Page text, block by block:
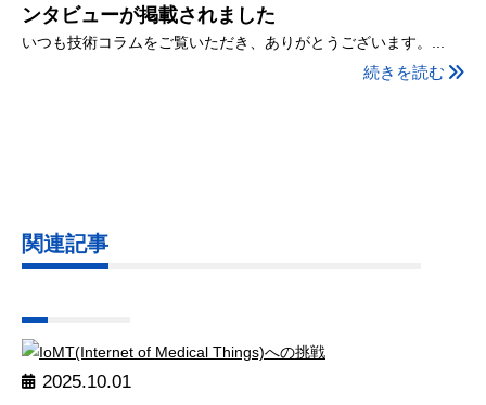
ンタビューが掲載されました
いつも技術コラムをご覧いただき、ありがとうございます。...
続きを読む
関連記事
2025.10.01